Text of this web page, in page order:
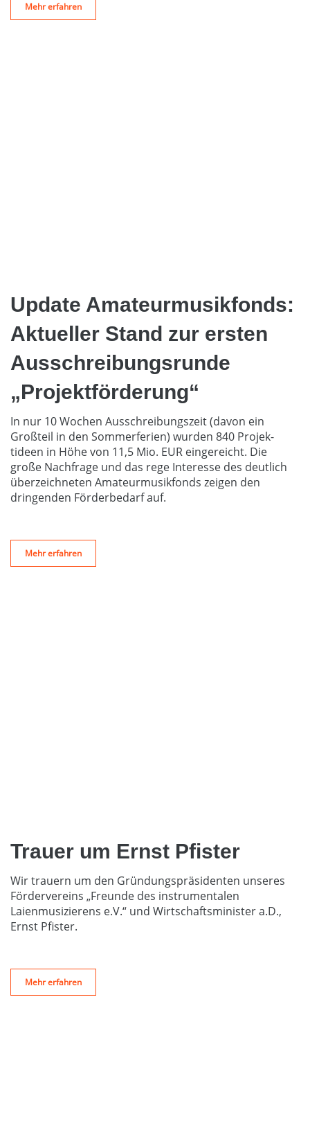
Mehr erfahren
Update Amateurmusikfonds:
Aktueller Stand zur ersten
Ausschreibungsrunde
„Projektförderung“
In nur 10 Wochen Ausschreibungszeit (davon ein
Großteil in den Sommerferien) wurden 840 Projek-
tideen in Höhe von 11,5 Mio. EUR eingereicht. Die
große Nachfrage und das rege Interesse des deutlich
überzeichneten Amateurmusikfonds zeigen den
dringenden Förderbedarf auf.
Mehr erfahren
Trauer um Ernst Pfister
Wir trauern um den Gründungspräsidenten unseres
Fördervereins „Freunde des instrumentalen
Laienmusizierens e.V.“ und Wirtschaftsminister a.D.,
Ernst Pfister.
Mehr erfahren